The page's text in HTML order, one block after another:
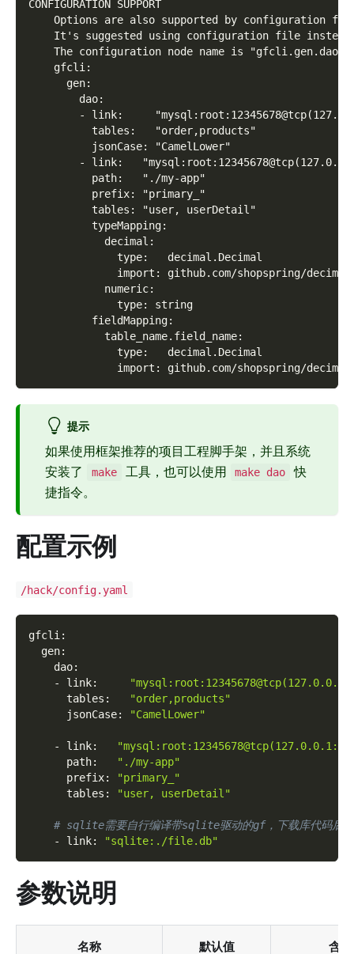
CONFIGURATION SUPPORT
Options are also supported by configuration
It's suggested using configuration file
The configuration node name is
    gfcli:
      gen:
        dao:
- link:
          tables:   "order,products"
          jsonCase: "CamelLower"
- link:
          path:   "./my-app"
          prefix: "primary_"
          tables: "user, userDetail"
          typeMapping:
            decimal:
              type:   decimal.Decimal
              import: github.com/shopspring/decimal
            numeric:
              type: string
          fieldMapping:
            table_name.field_name:
              type:   decimal.Decimal
              import: github.com/shopspring/decimal
提示
如果使用框架推荐的项目工程脚手架，并且系统
安装了
make 工具，也可以使用 make dao
快
捷指令。
配置示例
/hack/config.yaml
gfcli:
gen:
dao:
-
link:
tables :
"order,products"
jsonCase: "CamelLower"
- link:
path:
"./my-app"
prefix:
"primary_"
tables : "user, userDetail"
# sqlite需要自行编译带sqlite驱动的gf，下载库代码后
-
link: "sqlite:./file.db"
参数说明
名称 默认值 含义